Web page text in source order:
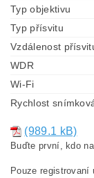
Typ objektivu
Typ přísvitu
Vzdálenost
WDR
Wi-Fi
Rychlost
(989.1 kB)
Buďte první, kdo
Pouze